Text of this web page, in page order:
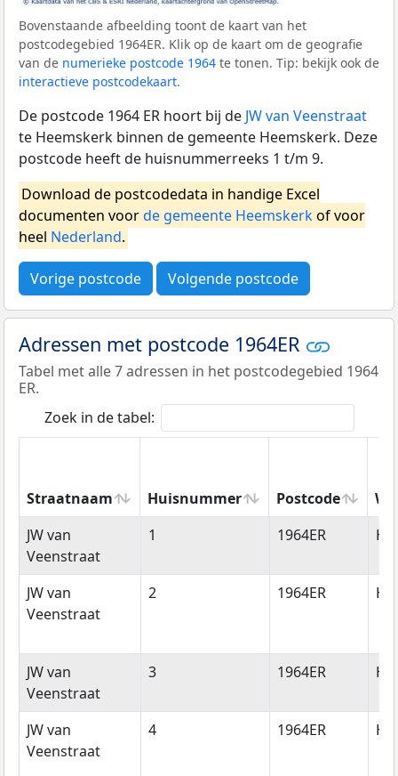
Bovenstaande afbeelding toont de kaart van het
postcodegebied 1964ER. Klik op de kaart om de geografie
van de numerieke postcode 1964 te tonen. Tip: bekijk ook de
interactieve postcodekaart.
De postcode 1964 ER hoort bij de JW van Veenstraat
te Heemskerk binnen de gemeente Heemskerk. Deze
postcode heeft de huisnummerreeks 1 t/m 9.
Download de postcodedata in handige Excel
documenten voorde gemeente Heemskerkof voor
heel Nederland.
Vorige postcode Volgende postcode
Adressen met postcode 1964ER
Tabel met alle 7 adressen in het postcodegebied 1964
ER.
Zoek in de tabel:
Straatnaam Huisnummer Postcode
Straatnaam
Huisnummer Postcode
JW van
Veenstraat
1 1964ER
JW van
Veenstraat
2 1964ER
JW van
Veenstraat
3 1964ER
JW van
Veenstraat
4 1964ER